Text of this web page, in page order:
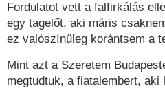
Fordulatot vett a falfirkálás
egy tagelőt, aki máris
ez valószínűleg korántsem a
Mint azt a Szeretem
megtudtuk, a fiatalembert,